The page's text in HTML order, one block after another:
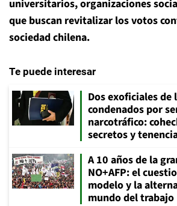
universitarios, organizaciones
que buscan revitalizar los votos
sociedad chilena.
Te puede interesar
Dos exoficiales de
condenados por
narcotráfico:
secretos y
A 10 años de la
NO+AFP: el
modelo y la
mundo del trabajo